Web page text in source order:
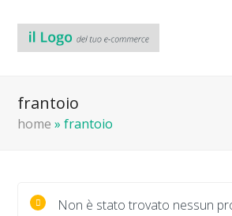
frantoio
home »frantoio
Non è stato trovato nessun